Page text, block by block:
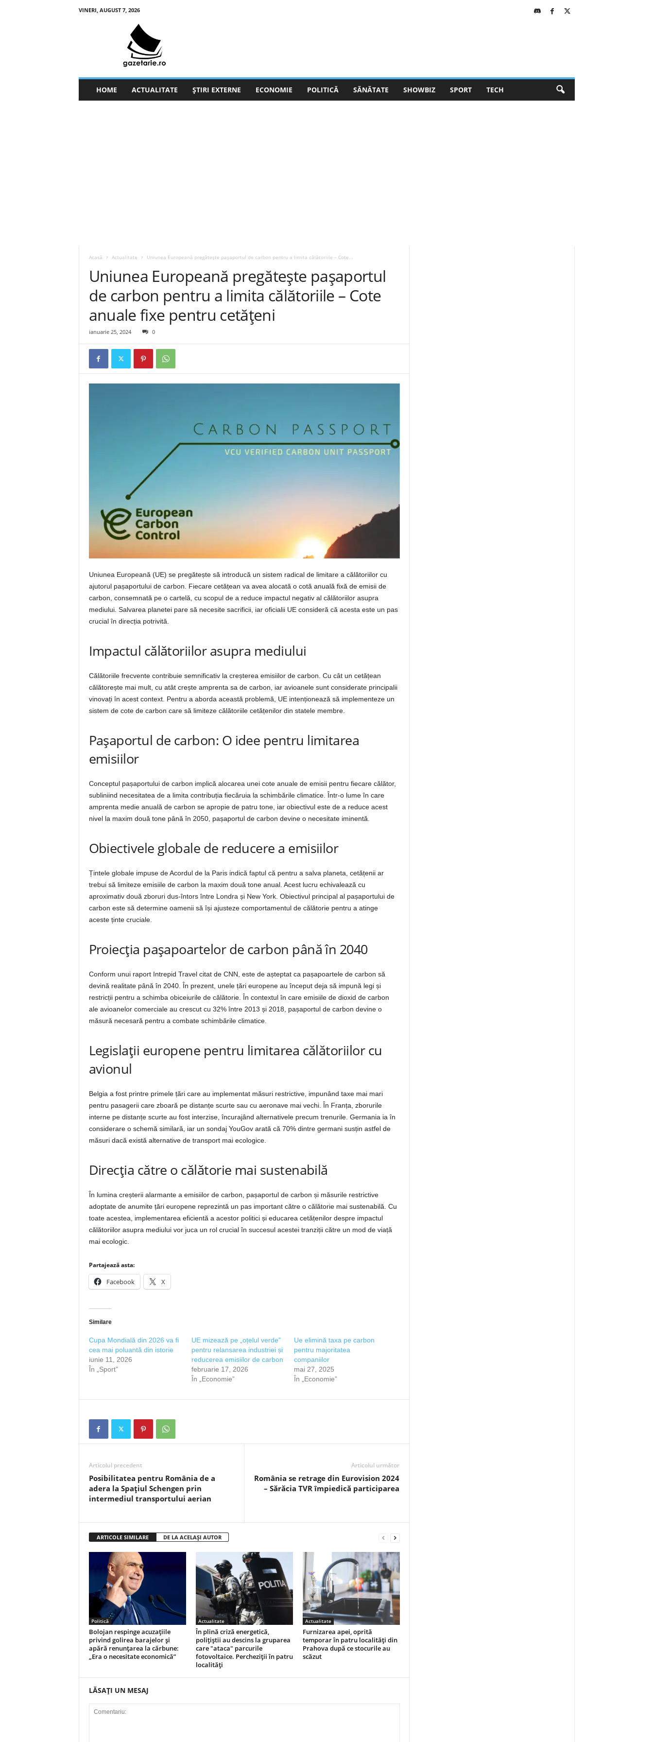
VINERI, AUGUST 7, 2026
HOME ACTUALITATE ȘTIRI EXTERNE ECONOMIE POLITICĂ SĂNĂTATE SHOWBIZ SPORT TECH
Acasă Actualitate Uniunea Europeană pregătește pașaportul de carbon pentru a limita călătoriile – Cote...
Uniunea Europeană pregătește pașaportul
de carbon pentru a limita călătoriile – Cote
anuale fixe pentru cetățeni
ianuarie 25, 2024 0
Uniunea Europeană (UE) se pregătește să introducă un sistem radical de limitare a călătoriilor cu
ajutorul pașaportului de carbon. Fiecare cetățean va avea alocată o cotă anuală fixă de emisii de
carbon, consemnată pe o cartelă, cu scopul de a reduce impactul negativ al călătoriilor asupra
mediului. Salvarea planetei pare să necesite sacrificii, iar oficialii UE consideră că acesta este un pas
crucial în direcția potrivită.
Impactul călătoriilor asupra mediului
Călătoriile frecvente contribuie semnificativ la creșterea emisiilor de carbon. Cu cât un cetățean
călătorește mai mult, cu atât crește amprenta sa de carbon, iar avioanele sunt considerate principalii
vinovați în acest context. Pentru a aborda această problemă, UE intenționează să implementeze un
sistem de cote de carbon care să limiteze călătoriile cetățenilor din statele membre.
Pașaportul de carbon: O idee pentru limitarea
emisiilor
Conceptul pașaportului de carbon implică alocarea unei cote anuale de emisii pentru fiecare călător,
subliniind necesitatea de a limita contribuția fiecăruia la schimbările climatice. Într-o lume în care
amprenta medie anuală de carbon se apropie de patru tone, iar obiectivul este de a reduce acest
nivel la maxim două tone până în 2050, pașaportul de carbon devine o necesitate iminentă.
Obiectivele globale de reducere a emisiilor
Țintele globale impuse de Acordul de la Paris indică faptul că pentru a salva planeta, cetățenii ar
trebui să limiteze emisiile de carbon la maxim două tone anual. Acest lucru echivalează cu
aproximativ două zboruri dus-întors între Londra și New York. Obiectivul principal al pașaportului de
carbon este să determine oamenii să își ajusteze comportamentul de călătorie pentru a atinge
aceste ținte cruciale.
Proiecția pașapoartelor de carbon până în 2040
Conform unui raport Intrepid Travel citat de CNN, este de așteptat ca pașapoartele de carbon să
devină realitate până în 2040. În prezent, unele țări europene au început deja să impună legi și
restricții pentru a schimba obiceiurile de călătorie. În contextul în care emisiile de dioxid de carbon
ale avioanelor comerciale au crescut cu 32% între 2013 și 2018, pașaportul de carbon devine o
măsură necesară pentru a combate schimbările climatice.
Legislații europene pentru limitarea călătoriilor cu
avionul
Belgia a fost printre primele țări care au implementat măsuri restrictive, impunând taxe mai mari
pentru pasagerii care zboară pe distanțe scurte sau cu aeronave mai vechi. În Franța, zborurile
interne pe distanțe scurte au fost interzise, încurajând alternativele precum trenurile. Germania ia în
considerare o schemă similară, iar un sondaj YouGov arată că 70% dintre germani susțin astfel de
măsuri dacă există alternative de transport mai ecologice.
Direcția către o călătorie mai sustenabilă
În lumina creșterii alarmante a emisiilor de carbon, pașaportul de carbon și măsurile restrictive
adoptate de anumite țări europene reprezintă un pas important către o călătorie mai sustenabilă. Cu
toate acestea, implementarea eficientă a acestor politici și educarea cetățenilor despre impactul
călătoriilor asupra mediului vor juca un rol crucial în succesul acestei tranziții către un mod de viață
mai ecologic.
Partajează asta:
Facebook X
Similare
Cupa Mondială din 2026 va fi
cea mai poluantă din istorie
iunie 11, 2026
În „Sport”
UE mizează pe „oțelul verde”
pentru relansarea industriei și
reducerea emisiilor de carbon
februarie 17, 2026
În „Economie”
Ue elimină taxa pe carbon
pentru majoritatea
companiilor
mai 27, 2025
În „Economie”
Articolul precedent
Posibilitatea pentru România de a
adera la Spațiul Schengen prin
intermediul transportului aerian
Articolul următor
România se retrage din Eurovision 2024
– Sărăcia TVR împiedică participarea
ARTICOLE SIMILARE DE LA ACELAȘI AUTOR
Politică
Bolojan respinge acuzațiile
privind golirea barajelor și
apără renunțarea la cărbune:
„Era o necesitate economică”
Actualitate
În plină criză energetică,
polițiștii au descins la gruparea
care "ataca" parcurile
fotovoltaice. Percheziții în patru
localități
Actualitate
Furnizarea apei, oprită
temporar în patru localităţi din
Prahova după ce stocurile au
scăzut
LĂSAȚI UN MESAJ